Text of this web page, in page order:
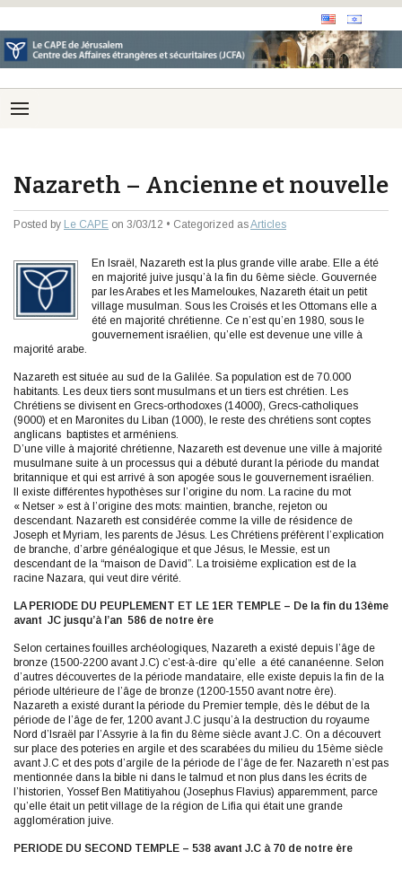
Nazareth – Ancienne et nouvelle
Posted by Le CAPE on 3/03/12 • Categorized asArticles
En Israël, Nazareth est la plus grande ville arabe. Elle a été
en majorité juive jusqu’à la fin du 6ème siècle. Gouvernée
par les Arabes et les Mameloukes, Nazareth était un petit
village musulman. Sous les Croisés et les Ottomans elle a
été en majorité chrétienne. Ce n’est qu’en 1980, sous le
gouvernement israélien, qu’elle est devenue une ville à
majorité arabe.
Nazareth est située au sud de la Galilée. Sa population est de 70.000
habitants. Les deux tiers sont musulmans et un tiers est chrétien. Les
Chrétiens se divisent en Grecs-orthodoxes (14000), Grecs-catholiques
(9000) et en Maronites du Liban (1000), le reste des chrétiens sont coptes
anglicans baptistes et arméniens.
D’une ville à majorité chrétienne, Nazareth est devenue une ville à majorité
musulmane suite à un processus qui a débuté durant la période du mandat
britannique et qui est arrivé à son apogée sous le gouvernement israélien.
Il existe différentes hypothèses sur l’origine du nom. La racine du mot
« Netser » est à l’origine des mots: maintien, branche, rejeton ou
descendant. Nazareth est considérée comme la ville de résidence de
Joseph et Myriam, les parents de Jésus. Les Chrétiens préfèrent l’explication
de branche, d’arbre généalogique et que Jésus, le Messie, est un
descendant de la “maison de David”. La troisième explication est de la
racine Nazara, qui veut dire vérité.
LA PERIODE DU PEUPLEMENT ET LE 1ER TEMPLE – De la fin du 13ème
avant JC jusqu’à l’an 586 de notre ère
Selon certaines fouilles archéologiques, Nazareth a existé depuis l’âge de
bronze (1500-2200 avant J.C) c’est-à-dire qu’elle a été cananéenne. Selon
d’autres découvertes de la période mandataire, elle existe depuis la fin de la
période ultérieure de l’âge de bronze (1200-1550 avant notre ère).
Nazareth a existé durant la période du Premier temple, dès le début de la
période de l’âge de fer, 1200 avant J.C jusqu’à la destruction du royaume
Nord d’Israël par l’Assyrie à la fin du 8ème siècle avant J.C. On a découvert
sur place des poteries en argile et des scarabées du milieu du 15ème siècle
avant J.C et des pots d’argile de la période de l’âge de fer. Nazareth n’est pas
mentionnée dans la bible ni dans le talmud et non plus dans les écrits de
l’historien, Yossef Ben Matitiyahou (Josephus Flavius) apparemment, parce
qu’elle était un petit village de la région de Lifia qui était une grande
agglomération juive.
PERIODE DU SECOND TEMPLE – 538 avant J.C à 70 de notre ère